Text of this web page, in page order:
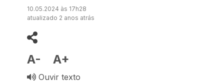
10.05.2024 às 17h28
atualizado 2 anos atrás
A- A+
Ouvir texto